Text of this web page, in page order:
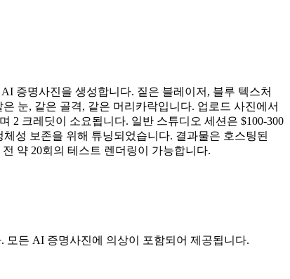
증명사진을 생성합니다. 짙은 블레이저, 블루 텍스처
눈, 같은 골격, 같은 머리카락입니다. 업로드 사진에서
2 크레딧이 소요됩니다. 일반 스튜디오 세션은 $100-300
성 보존을 위해 튜닝되었습니다. 결과물은 호스팅된
약 20회의 테스트 렌더링이 가능합니다.
든 AI 증명사진에 의상이 포함되어 제공됩니다.